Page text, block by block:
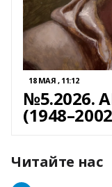
18 МАЯ , 11:12
№5.2026.
Читайте нас